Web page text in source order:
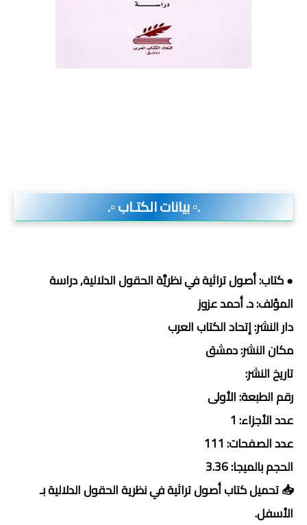
.▫️ بيانات الكتـاب ▫️.
● كتاب: أصول تراثية في نظريَّة الحقول الدلالية, دراسة
المؤلف: د. أحمد عزوز
دار النشر: إتحاد الكتاب العرب
مكان النشر: دمشق
تاريخ النشر:
رقم الطبعة: الأولى
عدد الأجزاء: 1
عدد الصفحات: 111
الحجم بالميجا: 3.36
📥 تحميل كتاب أصول تراثية في نظرية الحقول الدلالية بـ
الأسفل.